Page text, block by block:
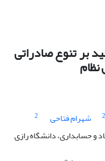
بر تنوع صادراتی
2 شهرام فتاحی
2
و حسابداری، دانشگاه رازی